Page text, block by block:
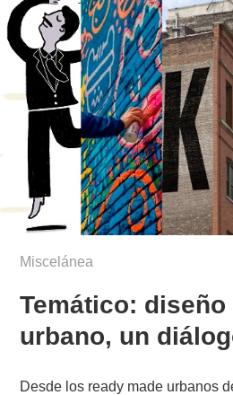
Miscelánea
Temático: diseño
urbano, un
Desde los ready made urbanos